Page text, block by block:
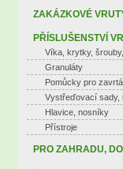
ZAKÁZKOVÉ
PŘÍSLUŠENSTVÍ
Víka, krytky,
Granuláty
Pomůcky pro
Vystřeďovací sady,
Hlavice, nosníky
Přístroje
PRO ZAHRADU,